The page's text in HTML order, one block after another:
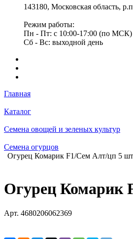
143180, Московская область,
Режим работы:
Пн - Пт: с 10:00-17:00 (по МСК)
Сб - Вс: выходной день
Главная
Каталог
Семена овощей и зеленых культур
Семена огурцов
Огурец Комарик F1/Сем Алт/цп 5
Огурец Комарик
Арт. 4680206062369